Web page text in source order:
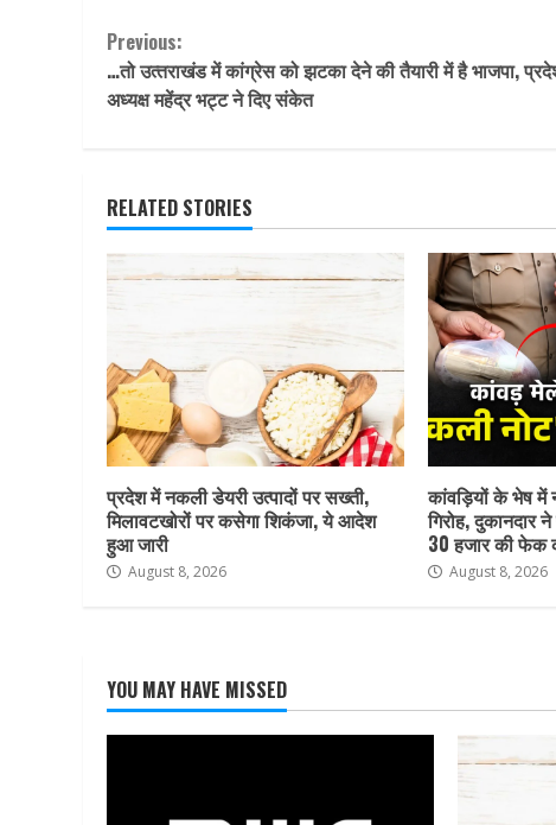
Continue
Reading
Previous:
…तो उत्‍तराखंड में कांग्रेस को झटका देने की तैयारी में है भाजपा,
अध्यक्ष महेंद्र भट्ट ने दिए संकेत
RELATED STORIES
प्रदेश में नकली डेयरी उत्पादों पर सख्ती,
मिलावटखोरों पर कसेगा शिकंजा, ये आदेश
हुआ जारी
August 8, 2026
कांवड़ियों के भेष में
गिरोह, दुकानदार
30 हजार की फेक
August 8, 2026
YOU MAY HAVE MISSED